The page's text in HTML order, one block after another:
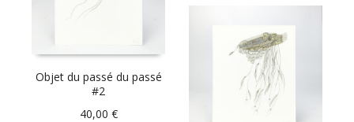
Objet du passé du passé
#2
40,00 €